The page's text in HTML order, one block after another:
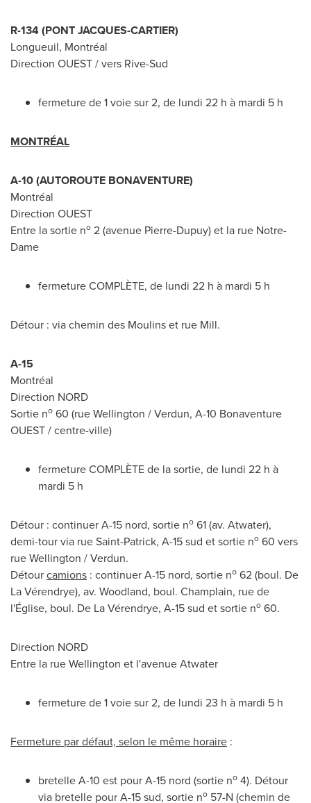
R-134 (PONT JACQUES-CARTIER)
Longueuil, Montréal
Direction OUEST / vers Rive-Sud
fermeture de 1 voie sur 2, de lundi 22 h à mardi 5 h
MONTRÉAL
A-10 (AUTOROUTE BONAVENTURE)
Montréal
Direction OUEST
Entre la sortie no 2 (avenue Pierre-Dupuy) et la rue Notre-
Dame
fermeture COMPLÈTE, de lundi 22 h à mardi 5 h
Détour : via chemin des Moulins et rue Mill.
A-15
Montréal
Direction NORD
Sortie no 60 (rueWellington /Verdun, A-10 Bonaventure
OUEST / centre-ville)
fermeture COMPLÈTE de la sortie, de lundi 22 h à
mardi 5 h
Détour : continuer A-15 nord, sortie no 61 (av. Atwater),
demi-tour via rue Saint-Patrick, A-15 sud et sortie no 60 vers
rueWellington /Verdun.
Détourcamions : continuer A-15 nord, sortie no 62 (boul. De
La Vérendrye), av. Woodland, boul. Champlain, rue de
l'Église, boul. De La Vérendrye, A-15 sud et sortie no 60.
Direction NORD
Entre la rueWellington et l'avenueAtwater
fermeture de 1 voie sur 2, de lundi 23 h à mardi 5 h
Fermeture par défaut, selon le même horaire :
bretelle A-10 est pour A-15 nord (sortie no 4). Détour
via bretelle pour A-15 sud, sortie no 57-N (chemin de